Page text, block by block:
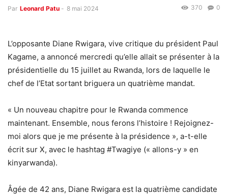
Par Leonard Patu - 8 mai 2024 0
370
L’opposante Diane Rwigara, vive critique du président Paul
Kagame, a annoncé mercredi qu’elle allait se présenter à la
présidentielle du 15 juillet au Rwanda, lors de laquelle le
chef de l’Etat sortant briguera un quatrième mandat.
« Un nouveau chapitre pour le Rwanda commence
maintenant. Ensemble, nous ferons l’histoire ! Rejoignez-
moi alors que je me présente à la présidence », a-t-elle
écrit sur X, avec le hashtag #Twagiye (« allons-y » en
kinyarwanda).
Âgée de 42 ans, Diane Rwigara est la quatrième candidate